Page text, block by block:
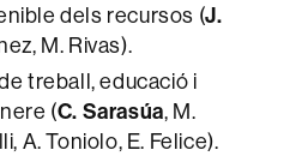
dels recursos (J.
M. Rivas).
treball, educació i
(C. Sarasúa, M.
A. Toniolo, E. Felice).